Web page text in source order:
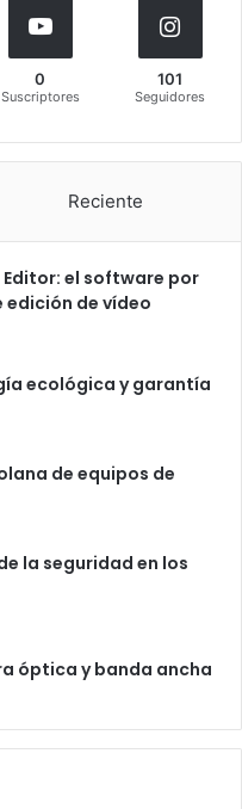
0
Suscriptores
101
Seguidores
Reciente
Editor: el software por
edición de vídeo
ecológica y garantía
de equipos de
la seguridad en los
óptica y banda ancha